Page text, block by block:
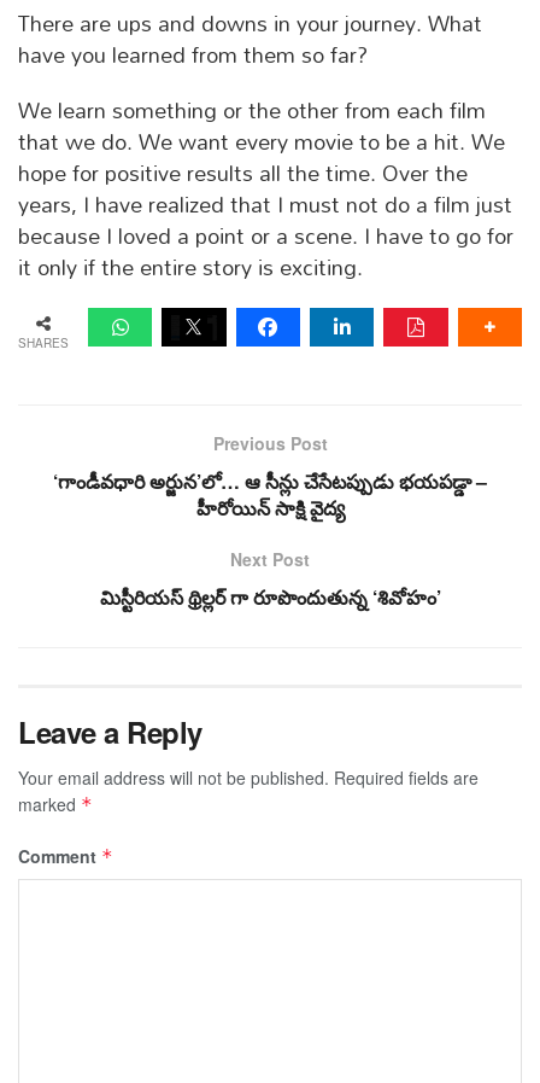
There are ups and downs in your journey. What
have you learned from them so far?
We learn something or the other from each film
that we do. We want every movie to be a hit. We
hope for positive results all the time. Over the
years, I have realized that I must not do a film just
because I loved a point or a scene. I have to go for
it only if the entire story is exciting.
SHARES
Previous Post
‘గాండీవధారి అర్జున’లో… ఆ సీన్లు చేసేటప్పుడు భయపడ్డా –
హీరోయిన్ సాక్షి వైద్య
Next Post
మిస్టీరియ‌స్ థ్రిల్ల‌ర్ గా రూపొందుతున్న ‘శివోహం’
Leave a Reply
Your email address will not be published. Required fields are
marked *
Comment *